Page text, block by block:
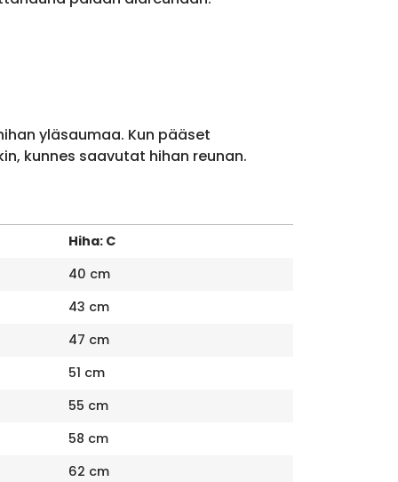
yläsaumaa. Kun pääset
kunnes saavutat hihan reunan.
Hiha: C
40 cm
43 cm
47 cm
51 cm
55 cm
58 cm
62 cm